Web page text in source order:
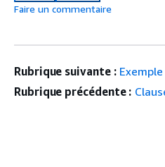
Faire un commentaire
Rubrique suivante :
Rubrique précédente :